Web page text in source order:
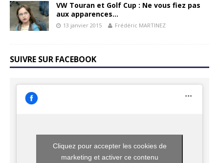
VW Touran et Golf Cup : Ne vous fiez pas
aux apparences…
13 janvier 2015 Frédéric MARTINEZ
SUIVRE SUR FACEBOOK
Cliquez pour accepter les cookies de
marketing et activer ce contenu